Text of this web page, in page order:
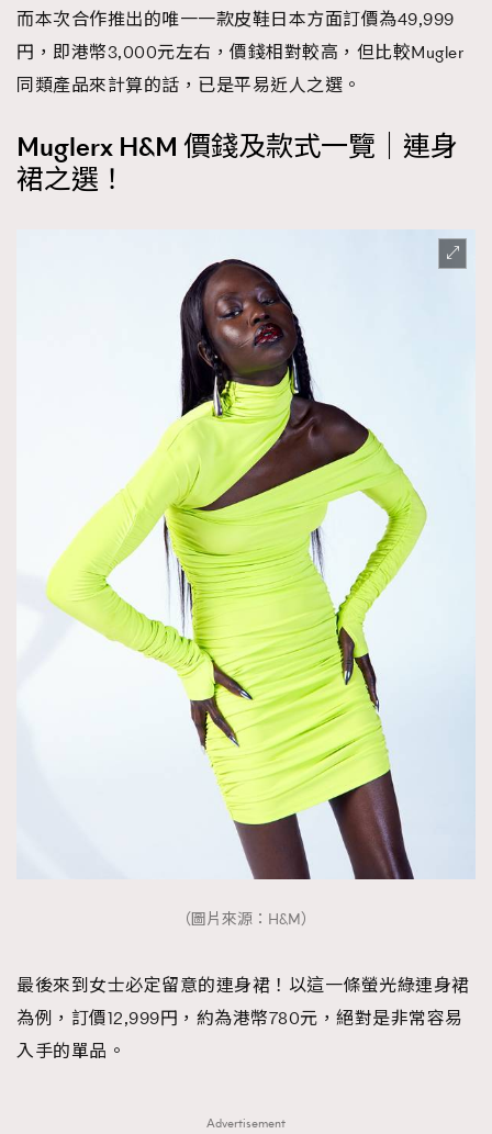
而本次合作推出的唯一一款皮鞋日本方面訂價為49,999
円，即港幣3,000元左右，價錢相對較高，但比較Mugler
同類產品來計算的話，已是平易近人之選。
Muglerx H&M 價錢及款式一覽｜連身
裙之選！
（圖片來源：H&M）
最後來到女士必定留意的連身裙！以這一條螢光綠連身裙
為例，訂價12,999円，約為港幣780元，絕對是非常容易
入手的單品。
Advertisement